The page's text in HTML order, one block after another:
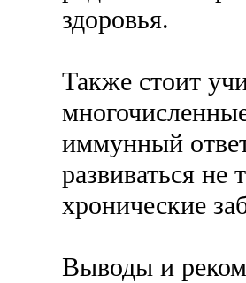
здоровья.
Также стоит
иммунный
развиваться не
хронические
Выводы и